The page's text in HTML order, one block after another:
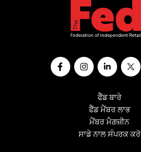
ਫੈੱਡ ਬਾਰੇ
ਫੈੱਡ ਮੈਂਬਰ ਲਾਭ
ਮੈਂਬਰ ਮੈਗਜ਼ੀਨ
ਸਾਡੇ ਨਾਲ ਸੰਪਰਕ ਕਰੋ